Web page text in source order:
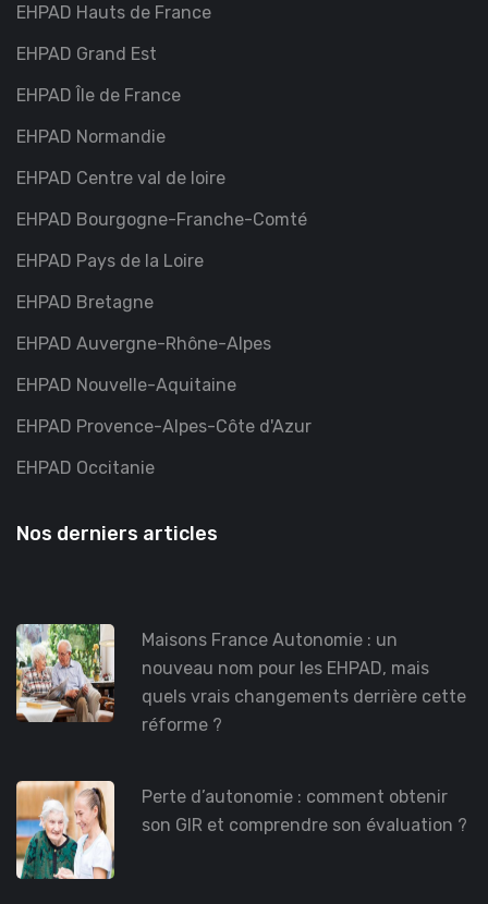
EHPAD Hauts de France
EHPAD Grand Est
EHPAD Île de France
EHPAD Normandie
EHPAD Centre val de loire
EHPAD Bourgogne-Franche-Comté
EHPAD Pays de la Loire
EHPAD Bretagne
EHPAD Auvergne-Rhône-Alpes
EHPAD Nouvelle-Aquitaine
EHPAD Provence-Alpes-Côte d'Azur
EHPAD Occitanie
Nos derniers articles
Maisons France Autonomie : un
nouveau nom pour les EHPAD, mais
quels vrais changements derrière cette
réforme ?
Perte d’autonomie : comment obtenir
son GIR et comprendre son évaluation ?